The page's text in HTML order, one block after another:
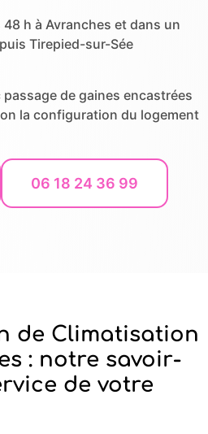
h à Avranches et dans un
Tirepied-sur-Sée
de gaines encastrées
la configuration du logement
06 18 24 36 99
de Climatisation
: notre savoir-
de votre